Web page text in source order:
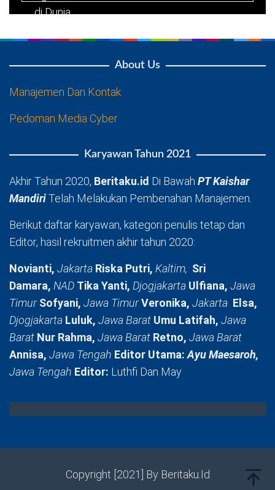
About Us
Manajemen Dan Kontak
Pedoman Media Cyber
Karyawan Tahun 2021
Akhir Tahun 2020, Beritaku.id Di Bawah PT Kaishar
MandiriTelah Melakukan Pembenahan Manajemen.
Berikut daftar karyawan, kategori penulis tetap dan
Editor, hasil rekruitmen akhir tahun 2020:
Novianti, Jakarta Riska Putri, Kaltim, Sri
Damara, NAD Tika Yanti, Djogjakarta Ulfiana, Jawa
TimurSofyani, Jawa TimurVeronika, Jakarta Elsa,
Djogjakarta Luluk, Jawa Barat Umu Latifah, Jawa
Barat Nur Rahma, Jawa Barat Retno, Jawa Barat
Annisa, Jawa Tengah Editor Utama:Ayu Maesaroh,
Jawa Tengah Editor: Luthfi Dan May
Copyright [2021] By Beritaku.Id